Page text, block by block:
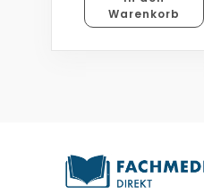
Warenkorb